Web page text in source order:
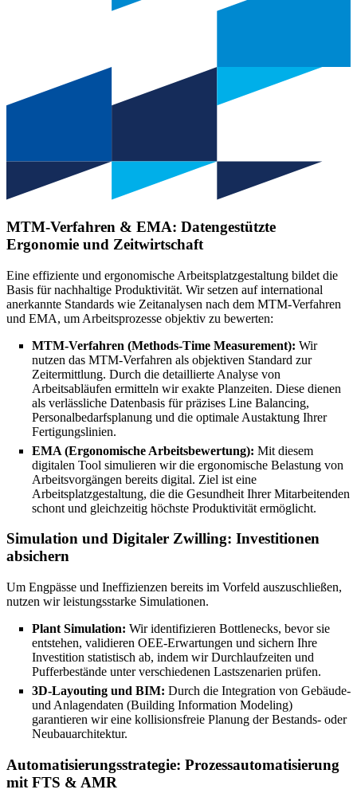
MTM-Verfahren & EMA: Datengestützte
Ergonomie und Zeitwirtschaft
Eine effiziente und ergonomische Arbeitsplatzgestaltung bildet die
Basis für nachhaltige Produktivität. Wir setzen auf international
anerkannte Standards wie Zeitanalysen nach dem MTM-Verfahren
und EMA, um Arbeitsprozesse objektiv zu bewerten:
MTM-Verfahren (Methods-Time Measurement): Wir
nutzen das MTM-Verfahren als objektiven Standard zur
Zeitermittlung. Durch die detaillierte Analyse von
Arbeitsabläufen ermitteln wir exakte Planzeiten. Diese dienen
als verlässliche Datenbasis für präzises Line Balancing,
Personalbedarfsplanung und die optimale Austaktung Ihrer
Fertigungslinien.
EMA (Ergonomische Arbeitsbewertung): Mit diesem
digitalen Tool simulieren wir die ergonomische Belastung von
Arbeitsvorgängen bereits digital. Ziel ist eine
Arbeitsplatzgestaltung, die die Gesundheit Ihrer Mitarbeitenden
schont und gleichzeitig höchste Produktivität ermöglicht.
Simulation und Digitaler Zwilling: Investitionen
absichern
Um Engpässe und Ineffizienzen bereits im Vorfeld auszuschließen,
nutzen wir leistungsstarke Simulationen.
Plant Simulation: Wir identifizieren Bottlenecks, bevor sie
entstehen, validieren OEE-Erwartungen und sichern Ihre
Investition statistisch ab, indem wir Durchlaufzeiten und
Pufferbestände unter verschiedenen Lastszenarien prüfen.
3D-Layouting und BIM: Durch die Integration von Gebäude-
und Anlagendaten (Building Information Modeling)
garantieren wir eine kollisionsfreie Planung der Bestands- oder
Neubauarchitektur.
Automatisierungsstrategie: Prozessautomatisierung
mit FTS & AMR